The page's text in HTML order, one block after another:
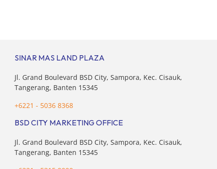
SINAR MAS LAND PLAZA
Jl. Grand Boulevard BSD City, Sampora, Kec. Cisauk,
Tangerang, Banten 15345
+6221 - 5036 8368
BSD CITY MARKETING OFFICE
Jl. Grand Boulevard BSD City, Sampora, Kec. Cisauk,
Tangerang, Banten 15345